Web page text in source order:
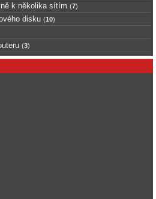
k několika sítím (7)
disku (10)
(3)